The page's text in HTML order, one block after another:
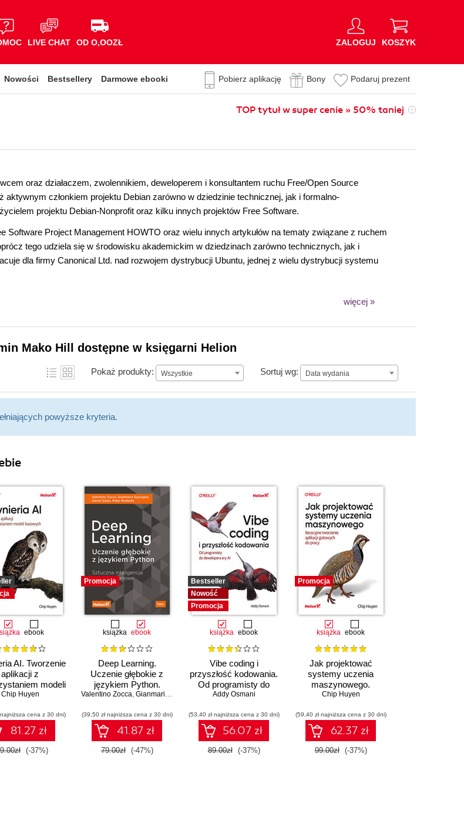
LIVE CHAT OD O,OOZŁ ZALOGUJ KOSZYK
Nowości Bestsellery Darmowe ebooki Pobierz aplikację Bony Podaruj prezent
TOP tytuł w super cenie » 50% taniej
oraz działaczem, zwolennikiem, deweloperem i konsultantem ruchu Free/Open Source
aktywnym członkiem projektu Debian zarówno w dziedzinie technicznej, jak i formalno-
projektu Debian-Nonprofit oraz kilku innych projektów Free Software.
Software Project Management HOWTO oraz wielu innych artykułów na tematy związane z ruchem
tego udziela się w środowisku akademickim w dziedzinach zarówno technicznych, jak i
dla firmy Canonical Ltd. nad rozwojem dystrybucji Ubuntu, jednej z wielu dystrybucji systemu
więcej »
Mako Hill dostępne w księgarni Helion
Pokaż produkty: Wszystkie Sortuj wg: Data wydania
Data wydania
powyższe kryteria.
ebook
AI. Tworzenie
aplikacji z
modeli
bazowych
Chip Huyen
cena z 30 dni)
81.27 zł
(-37%)
Promocja
książka ebook
Deep Learning.
Uczenie głębokie z
językiem Python.
Sztuczna inteligencja i
Valentino Zocca, Gianmario Spacagna Daniel Slater,Peter Roelants
(39,50 zł najniższa cena z 30 dni)
41.87 zł
79.00zł (-47%)
Bestseller
Nowość
Promocja
książka ebook
Vibe coding i
przyszłość kodowania.
Od programisty do
dewelopera ery AI
Addy Osmani
(53,40 zł najniższa cena z 30 dni)
56.07 zł
89.00zł (-37%)
Promocja
książka ebook
Jak projektować
systemy uczenia
maszynowego.
Iteracyjne tworzenie
pracy
Chip Huyen
(59,40 zł najniższa cena z 30 dni)
62.37 zł
99.00zł (-37%)